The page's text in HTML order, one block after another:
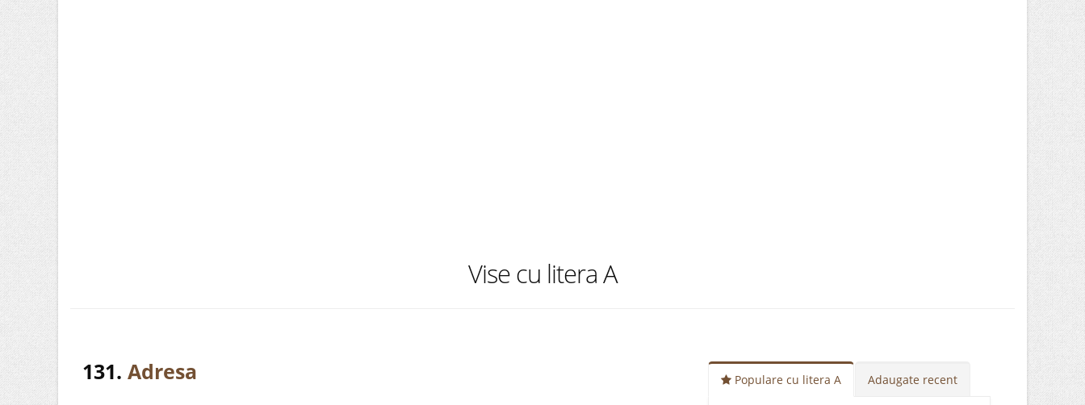
Vise cu litera A
131. Adresa Populare cu litera A Adaugate recent